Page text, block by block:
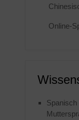
Online-
Spanisch